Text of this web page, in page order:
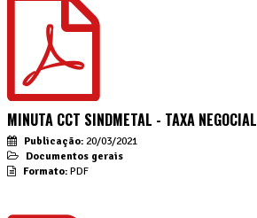
MINUTA CCT SINDMETAL - TAXA NEGOCIAL
Publicação: 20/03/2021
Documentos gerais
Formato: PDF